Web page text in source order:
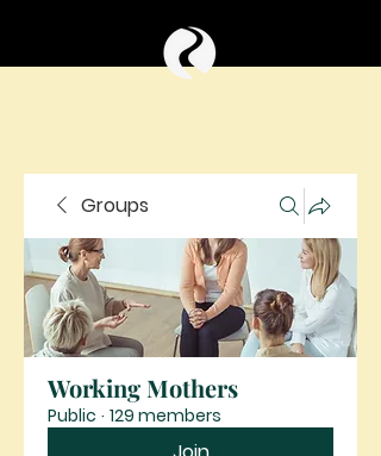
Groups
Working Mothers
Public · 129 members